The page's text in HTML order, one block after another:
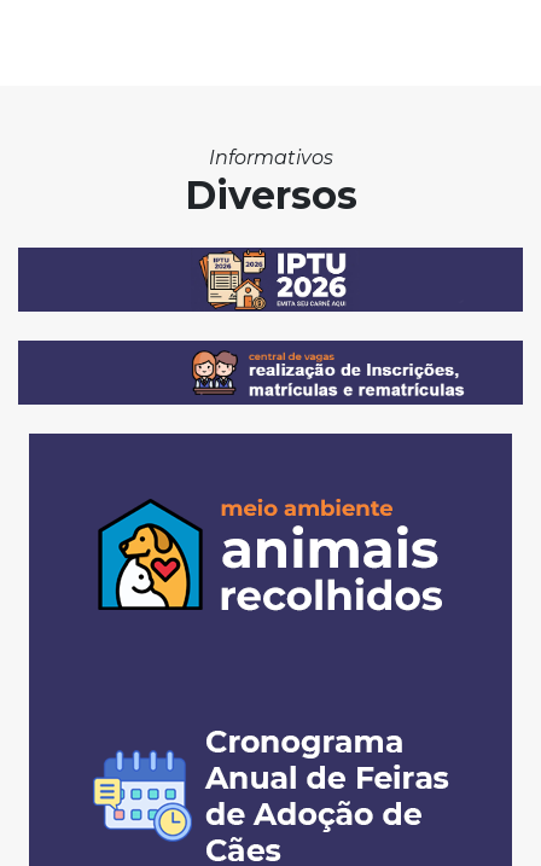
Informativos
Diversos